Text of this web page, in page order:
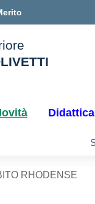
Didattica
RHODENSE